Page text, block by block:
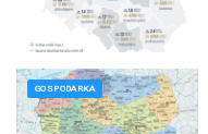
GOSPODARKA